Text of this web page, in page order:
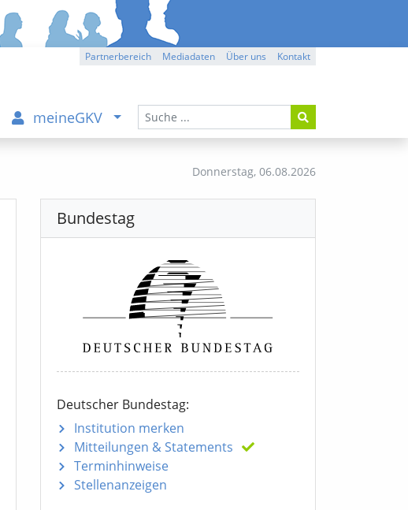
Partnerbereich Mediadaten Über uns Kontakt
meineGKV
Donnerstag, 06.08.2026
Bundestag
Deutscher Bundestag:
Institution merken
Mitteilungen & Statements
Terminhinweise
Stellenanzeigen